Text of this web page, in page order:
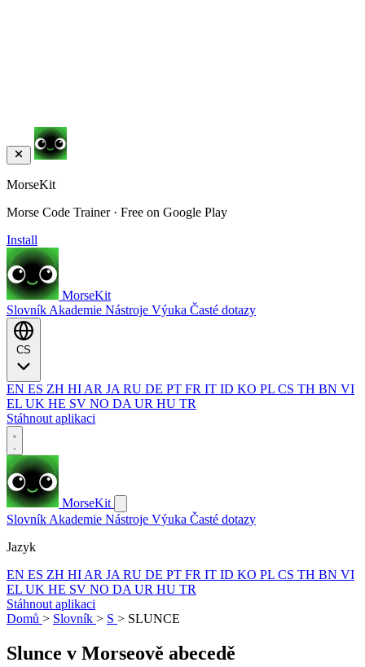
MorseKit
Morse Code Trainer · Free on Google Play
Install
MorseKit
Slovník Akademie Nástroje Výuka Časté dotazy
EN ES ZH HI AR JA RU DE PT FR IT ID KO PL CS TH BN VI
EL UK HE SV NO DA UR HU TR
Stáhnout aplikaci
MorseKit
Slovník Akademie Nástroje Výuka Časté dotazy
Jazyk
EN ES ZH HI AR JA RU DE PT FR IT ID KO PL CS TH BN VI
EL UK HE SV NO DA UR HU TR
Stáhnout aplikaci
Domů > Slovník > S > SLUNCE
Slunce v Morseově abecedě